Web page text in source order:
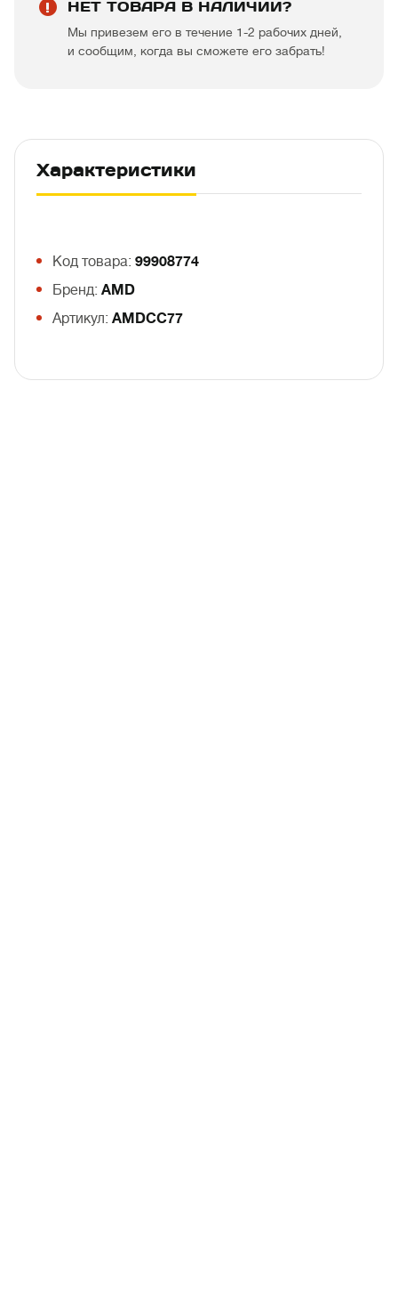
НЕТ ТОВАРА В НАЛИЧИИ?
Мы привезем его в течение 1-2 рабочих дней,
и сообщим, когда вы сможете его забрать!
Характеристики
Код товара: 99908774
Бренд: AMD
Артикул: AMDCC77